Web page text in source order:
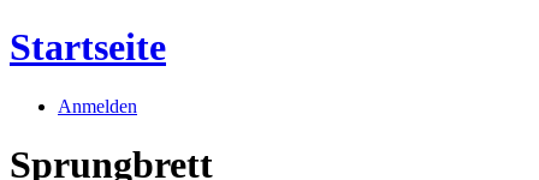
Startseite
Anmelden
Sprungbrett